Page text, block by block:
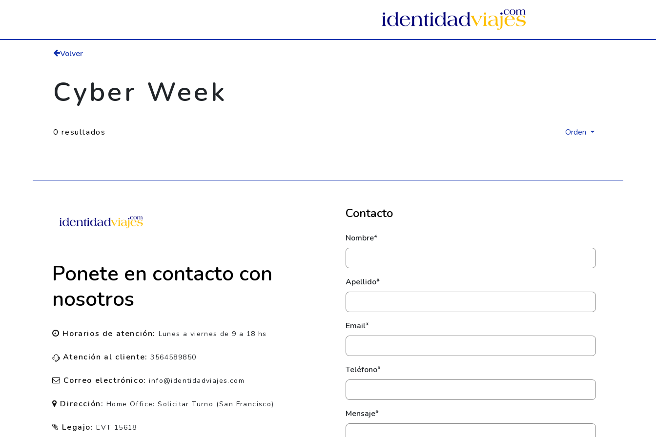
Volver
Cyber Week
0 resultados Orden
Ponete en contacto con
nosotros
Horarios de atención: Lunes a viernes de 9 a 18 hs
Atención al cliente:3564589850
Correo electrónico:info@identidadviajes.com
Dirección:Home Office: Solicitar Turno (San Francisco)
Legajo:EVT 15618
Contacto
Nombre*
Apellido*
Email*
Teléfono*
Mensaje*